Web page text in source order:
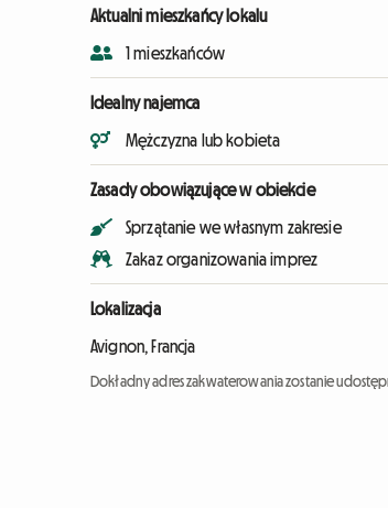
Aktualni mieszkańcy lokalu
1 mieszkańców
Idealny najemca
Mężczyzna lub kobieta
Zasady obowiązujące w obiekcie
Sprzątanie we własnym zakresie
Zakaz organizowania imprez
Lokalizacja
Avignon, Francja
Dokładny adres zakwaterowania zostanie